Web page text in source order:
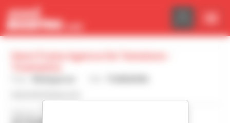
Henri Fraise Agence De Tamatave -
Panneau de gestion des cookies